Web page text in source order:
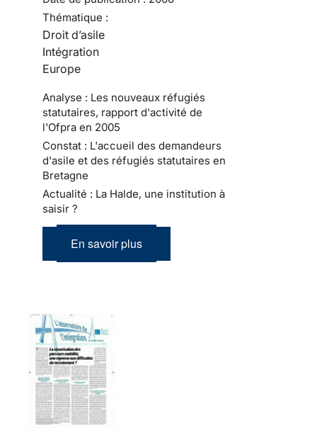
Thématique :
Droit d’asile
Intégration
Europe
Analyse : Les nouveaux réfugiés
statutaires, rapport d'activité de
l'Ofpra en 2005
Constat : L'accueil des demandeurs
d'asile et des réfugiés statutaires en
Bretagne
Actualité : La Halde, une institution à
saisir ?
En savoir plus